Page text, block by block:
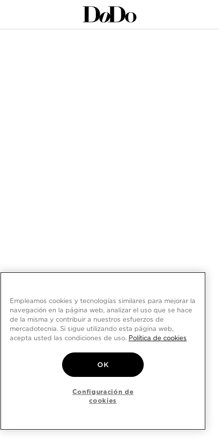
Empleamos cookies y tecnologías similares para mejorar la
navegación en la página web, analizar el uso que se hace
de la misma y contribuir a nuestros esfuerzos de
mercadotecnia. Si sigue utilizando esta página web,
acepta usted las condiciones de uso. Política de cookies
OK
Configuración de
cookies